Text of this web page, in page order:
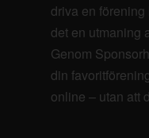
driva en
det en utmaning
Genom
din
online – utan att